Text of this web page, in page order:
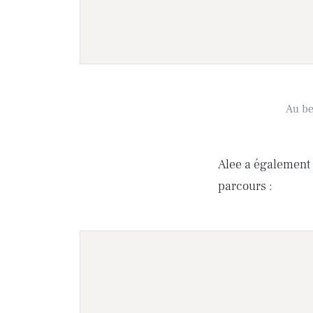
Au
Alee a
parcours :